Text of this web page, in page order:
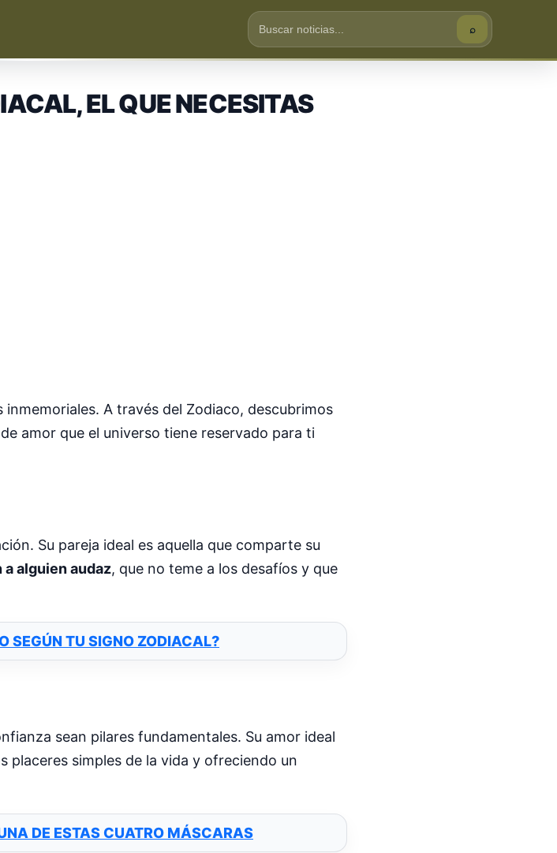
⌕
EL QUE NECESITAS
A través del Zodiaco, descubrimos
amor que el universo tiene reservado para ti
Su pareja ideal es aquella que comparte su
a alguien audaz, que no teme a los desafíos y que
SEGÚN TU SIGNO ZODIACAL?
sean pilares fundamentales. Su amor ideal
simples de la vida y ofreciendo un
DE ESTAS CUATRO MÁSCARAS